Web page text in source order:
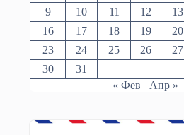
9
10 11 12 13
16
17 18 19 20
23
24 25 26 27
30
31
« Фев
Апр »